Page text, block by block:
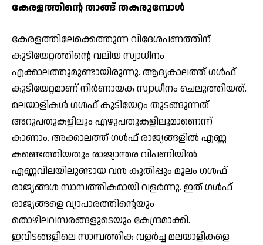
കേരളത്തിന്റെ താങ്ങ് തകരുമ്പോള്‍
കേരളത്തിലേക്കെത്തുന്ന വിദേശപണത്തിന്
കുടിയേറ്റത്തിന്റെ വലിയ സ്വാധീനം
എക്കാലത്തുമുണ്ടായിരുന്നു. ആദ്യകാലത്ത് ഗള്‍ഫ്
കുടിയേറ്റമാണ് നിര്‍ണായക സ്വാധീനം ചെലുത്തിയത്.
മലയാളികള്‍ ഗള്‍ഫ് കുടിയേറ്റം തുടങ്ങുന്നത്
അറുപതുകളിലും എഴുപതുകളിലുമാണെന്ന്
കാണാം. അക്കാലത്ത് ഗള്‍ഫ് രാജ്യങ്ങളില്‍ എണ്ണ
കണ്ടെത്തിയതും രാജ്യാന്തര വിപണിയില്‍
എണ്ണവിലയിലുണ്ടായ വന്‍ കുതിപ്പും മൂലം ഗള്‍ഫ്
രാജ്യങ്ങള്‍ സാമ്പത്തികമായി വളര്‍ന്നു. ഇത് ഗള്‍ഫ്
രാജ്യങ്ങളെ വ്യാപാരത്തിന്റെയും
തൊഴിലവസരങ്ങളുടെയും കേന്ദ്രമാക്കി.
ഇവിടങ്ങളിലെ സാമ്പത്തിക വളര്‍ച്ച മലയാളികളെ